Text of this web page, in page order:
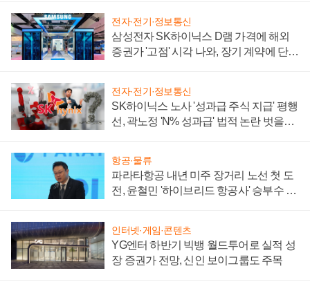
전자·전기·정보통신
삼성전자 SK하이닉스 D램 가격에 해외
증권가 '고점' 시각 나와, 장기 계약에 단점
전자·전기·정보통신
SK하이닉스 노사 '성과급 주식 지급' 평행
선, 곽노정 'N% 성과급' 법적 논란 벗을지
항공·물류
파라타항공 내년 미주 장거리 노선 첫 도
전, 윤철민 '하이브리드 항공사' 승부수 통
인터넷·게임·콘텐츠
YG엔터 하반기 빅뱅 월드투어로 실적 성
장 증권가 전망, 신인 보이그룹도 주목